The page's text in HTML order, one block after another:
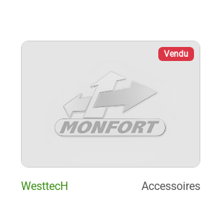
Vendu
WesttecH Accessoires